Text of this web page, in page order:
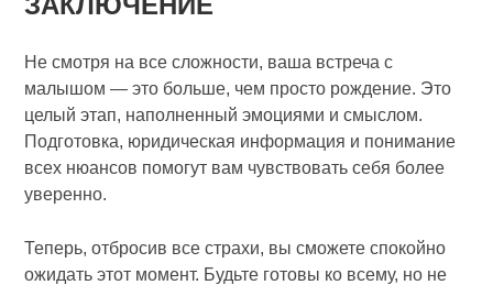
Не смотря на все сложности, ваша встреча с
малышом — это больше, чем просто рождение. Это
целый этап, наполненный эмоциями и смыслом.
Подготовка, юридическая информация и понимание
всех нюансов помогут вам чувствовать себя более
уверенно.
Теперь, отбросив все страхи, вы сможете спокойно
ожидать этот момент. Будьте готовы ко всему, но не